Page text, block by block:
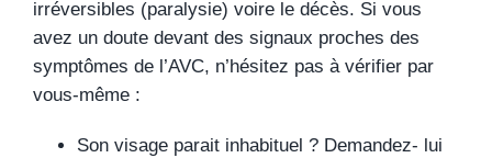
irréversibles (paralysie) voire le décès. Si vous
avez un doute devant des signaux proches des
symptômes de l’AVC, n’hésitez pas à vérifier par
vous-même :
Son visage parait inhabituel ? Demandez- lui